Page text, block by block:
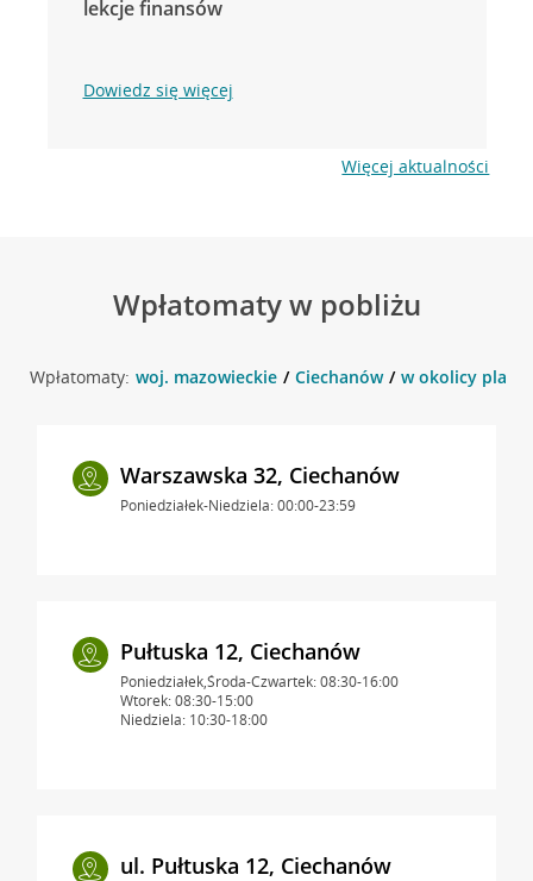
lekcje finansów
Dowiedz się więcej
Więcej aktualności
Wpłatomaty w pobliżu
Wpłatomaty: woj. mazowieckie Ciechanów w okolicy plac
Warszawska 32, Ciechanów
Poniedziałek-Niedziela: 00:00-23:59
Pułtuska 12, Ciechanów
Poniedziałek,Środa-Czwartek: 08:30-16:00
Wtorek: 08:30-15:00
Niedziela: 10:30-18:00
ul. Pułtuska 12, Ciechanów